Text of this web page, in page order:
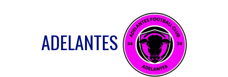
ADELANTES